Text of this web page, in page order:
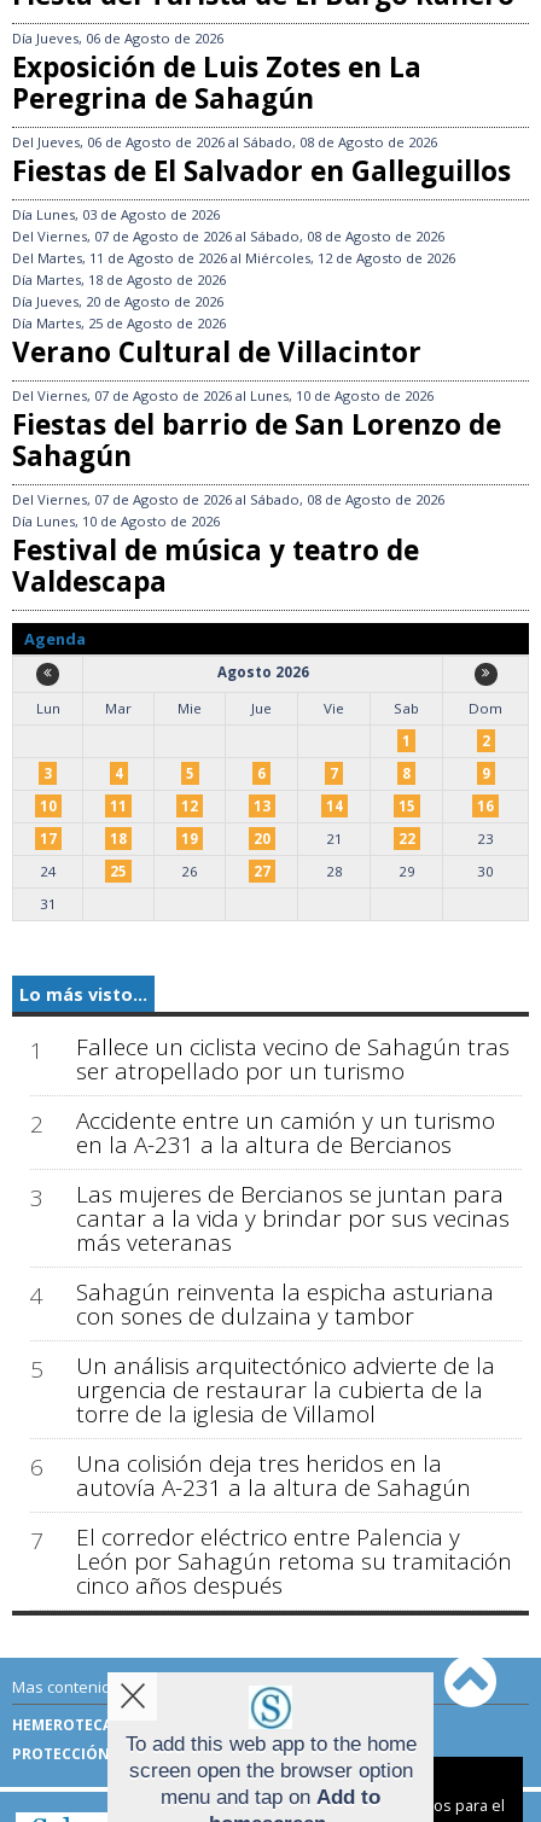
Día Jueves, 06 de Agosto de 2026
Exposición de Luis Zotes en La
Peregrina de Sahagún
Del Jueves, 06 de Agosto de 2026 al Sábado, 08 de Agosto de 2026
Fiestas de El Salvador en Galleguillos
Día Lunes, 03 de Agosto de 2026
Del Viernes, 07 de Agosto de 2026 al Sábado, 08 de Agosto de 2026
Del Martes, 11 de Agosto de 2026 al Miércoles, 12 de Agosto de 2026
Día Martes, 18 de Agosto de 2026
Día Jueves, 20 de Agosto de 2026
Día Martes, 25 de Agosto de 2026
Verano Cultural de Villacintor
Del Viernes, 07 de Agosto de 2026 al Lunes, 10 de Agosto de 2026
Fiestas del barrio de San Lorenzo de
Sahagún
Del Viernes, 07 de Agosto de 2026 al Sábado, 08 de Agosto de 2026
Día Lunes, 10 de Agosto de 2026
Festival de música y teatro de
Valdescapa
Agenda
Agosto 2026
Lun
Mar Mie Jue Vie Sab
Dom
1
2
3
4 5 6 7 8
9
10
11 12 13 14 15
16
17
18 19 20 21 22
23
24
25 26 27 28 29
30
31
Lo más visto...
1 Fallece un ciclista vecino de Sahagún tras
ser atropellado por un turismo
2
Accidente entre un camión y un turismo
en la A-231 a la altura de Bercianos
3
Las mujeres de Bercianos se juntan para
cantar a la vida y brindar por sus vecinas
más veteranas
4
Sahagún reinventa la espicha asturiana
con sones de dulzaina y tambor
5
Un análisis arquitectónico advierte de la
urgencia de restaurar la cubierta de la
torre de la iglesia de Villamol
6
Una colisión deja tres heridos en la
autovía A-231 a la altura de Sahagún
7
El corredor eléctrico entre Palencia y
León por Sahagún retoma su tramitación
cinco años después
Mas contenido de Sahagún Digital:
HEMEROTECA
TÉRMINOS DE USO
PROTECCIÓN DE DATOSTo add this web app to the home
screen open the browser option
menu and tap on Add to
Aviso sobre el Uso de cookies:
Utilizamos cookies nuestras y de terceros para el